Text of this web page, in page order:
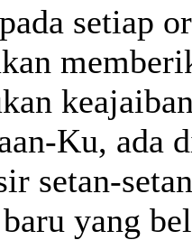
setiap
Ku, ada
setan-
baru yang